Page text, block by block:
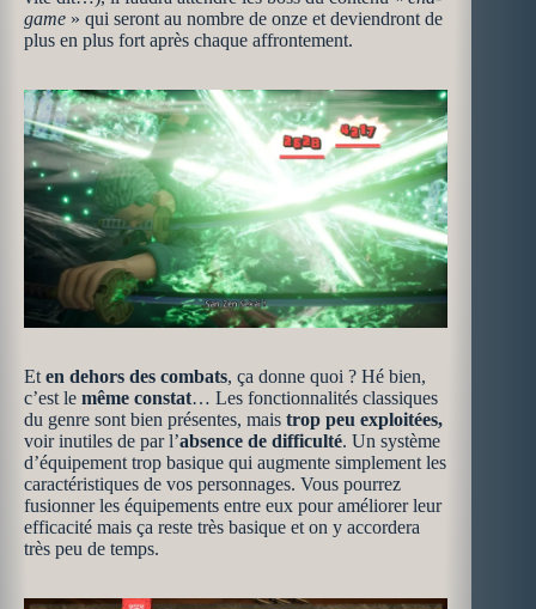
game » qui seront au nombre de onze et deviendront de
plus en plus fort après chaque affrontement.
Et en dehors des combats, ça donne quoi ? Hé bien,
c’est le même constat… Les fonctionnalités classiques
du genre sont bien présentes, mais trop peu exploitées,
voir inutiles de par l’absence de difficulté. Un système
d’équipement trop basique qui augmente simplement les
caractéristiques de vos personnages. Vous pourrez
fusionner les équipements entre eux pour améliorer leur
efficacité mais ça reste très basique et on y accordera
très peu de temps.